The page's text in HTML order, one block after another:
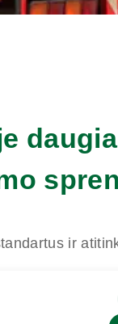
ir